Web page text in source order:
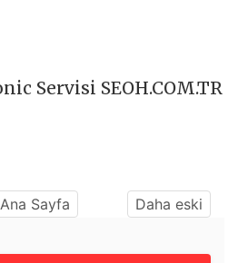
Servisi SEOH.COM.TR
Ana Sayfa Daha eski